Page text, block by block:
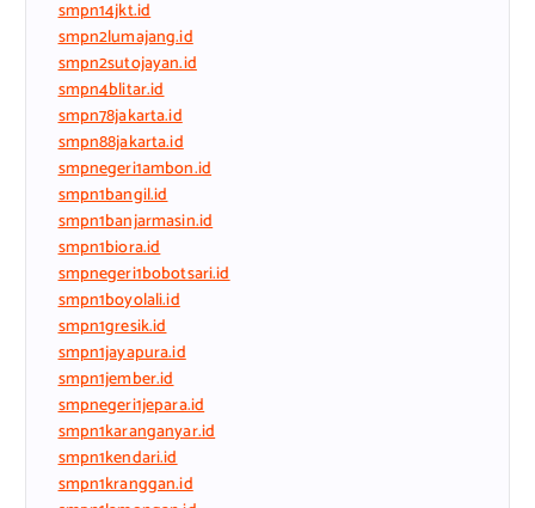
smpn14jkt.id
smpn2lumajang.id
smpn2sutojayan.id
smpn4blitar.id
smpn78jakarta.id
smpn88jakarta.id
smpnegeri1ambon.id
smpn1bangil.id
smpn1banjarmasin.id
smpn1biora.id
smpnegeri1bobotsari.id
smpn1boyolali.id
smpn1gresik.id
smpn1jayapura.id
smpn1jember.id
smpnegeri1jepara.id
smpn1karanganyar.id
smpn1kendari.id
smpn1kranggan.id